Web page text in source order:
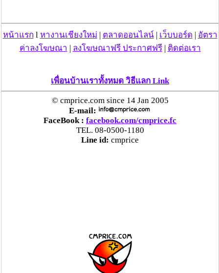
หน้าแรก l หางานเชียงใหม่ | ตลาดออนไลน์| เว็บบอร์ด | อัตรา
ค่าลงโฆษณา | ลงโฆษณาฟรี ประกาศฟรี| ติดต่อเรา
เพื่อนบ้านเราทั้งหมด วิธีแลก Link
© cmprice.com since 14 Jan 2005
E-mail:
FaceBook : facebook.com/cmprice.fc
TEL. 08-0500-1180
Line id: cmprice